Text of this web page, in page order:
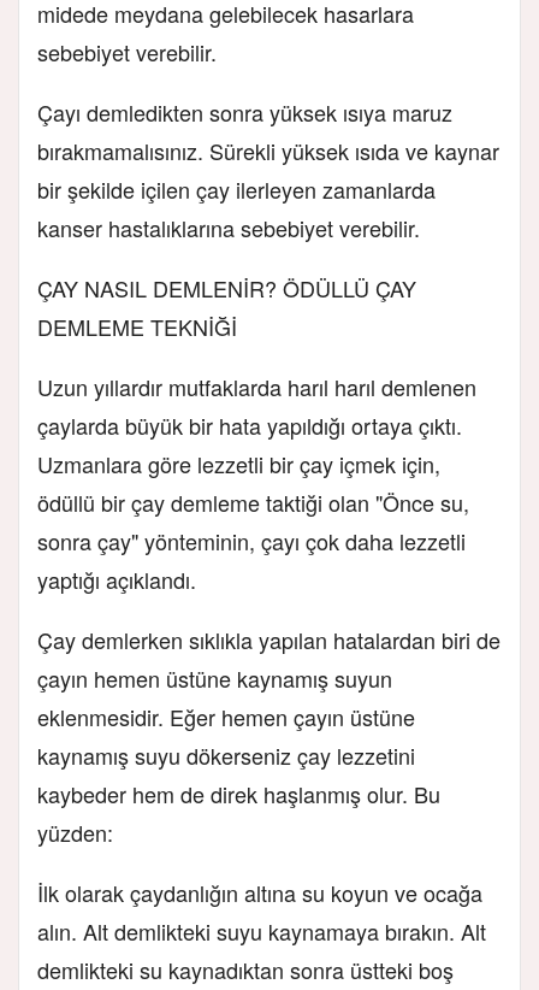
midede meydana gelebilecek hasarlara
sebebiyet verebilir.
Çayı demledikten sonra yüksek ısıya maruz
bırakmamalısınız. Sürekli yüksek ısıda ve kaynar
bir şekilde içilen çay ilerleyen zamanlarda
kanser hastalıklarına sebebiyet verebilir.
ÇAY NASIL DEMLENİR? ÖDÜLLÜ ÇAY
DEMLEME TEKNİĞİ
Uzun yıllardır mutfaklarda harıl harıl demlenen
çaylarda büyük bir hata yapıldığı ortaya çıktı.
Uzmanlara göre lezzetli bir çay içmek için,
ödüllü bir çay demleme taktiği olan "Önce su,
sonra çay" yönteminin, çayı çok daha lezzetli
yaptığı açıklandı.
Çay demlerken sıklıkla yapılan hatalardan biri de
çayın hemen üstüne kaynamış suyun
eklenmesidir. Eğer hemen çayın üstüne
kaynamış suyu dökerseniz çay lezzetini
kaybeder hem de direk haşlanmış olur. Bu
yüzden:
İlk olarak çaydanlığın altına su koyun ve ocağa
alın. Alt demlikteki suyu kaynamaya bırakın. Alt
demlikteki su kaynadıktan sonra üstteki boş